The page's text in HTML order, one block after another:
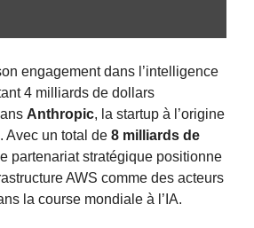
engagement dans l’intelligence
4 milliards de dollars
Anthropic, la startup à l’origine
Avec un total de 8 milliards de
partenariat stratégique positionne
AWS comme des acteurs
la course mondiale à l’IA.